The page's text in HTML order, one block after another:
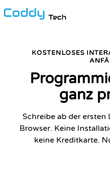
Tech
KOSTENLOSES
ganz
Schreibe ab der
Browser. Keine
keine Kreditkarte.